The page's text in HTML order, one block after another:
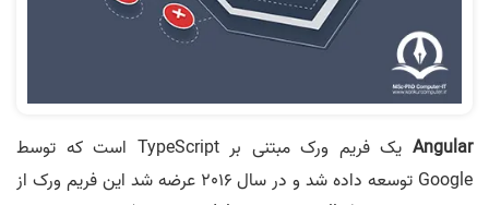
Angular
یک فریم ورک مبتنی بر TypeScript است که توسط
Google توسعه داده شد و در سال 2016 عرضه شد این فریم ورک از